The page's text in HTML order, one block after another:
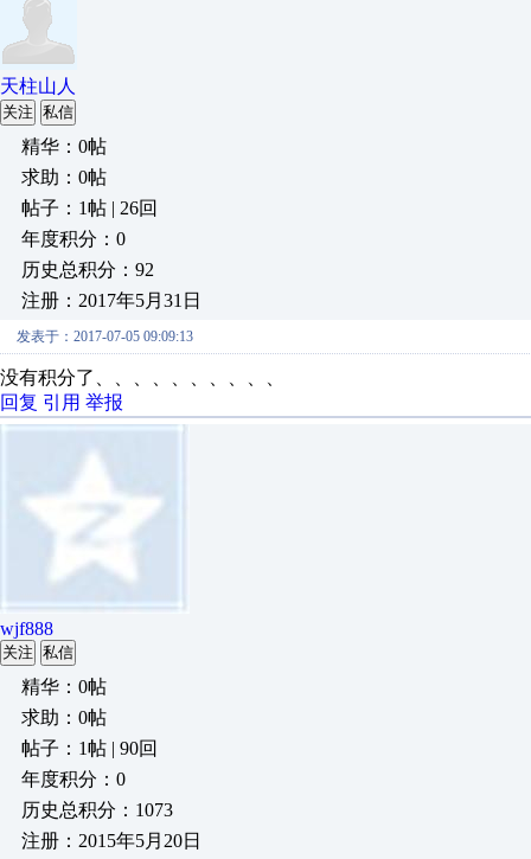
天柱山人
关注 私信
精华：0帖
求助：0帖
帖子：1帖 | 26回
年度积分：0
历史总积分：92
注册：2017年5月31日
发表于：2017-07-05 09:09:13
没有积分了、、、、、、、、、、
回复 引用 举报
wjf888
关注 私信
精华：0帖
求助：0帖
帖子：1帖 | 90回
年度积分：0
历史总积分：1073
注册：2015年5月20日